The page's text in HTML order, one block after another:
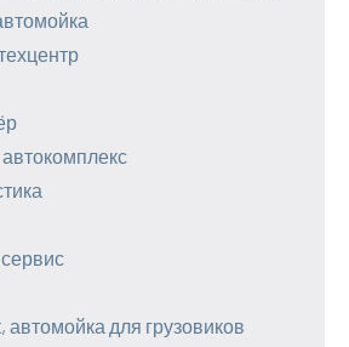
автомойка для грузовиков